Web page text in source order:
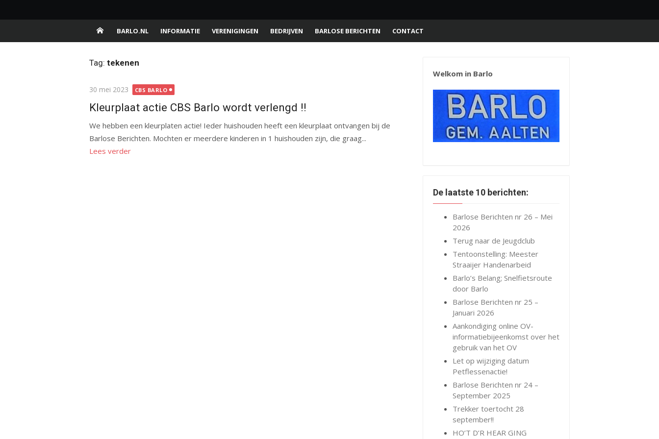
naar
inhoud
Barlo.nl
Buurtschap van de gemeente Aalten
BARLO.NL
INFORMATIE VERENIGINGEN BEDRIJVEN BARLOSE BERICHTEN CONTACT
Tag: tekenen
Gepubliceerd
30 mei 2023 CBS BARLO
Kleurplaat actie CBS Barlo wordt verlengd !!
We hebben een kleurplaten actie! Ieder huishouden heeft een kleurplaat ontvangen bij de
Barlose Berichten. Mochten er meerdere kinderen in 1 huishouden zijn, die graag...
Lees verder
Welkom in Barlo
De laatste 10 berichten:
Barlose Berichten nr 26 – Mei
2026
Terug naar de Jeugdclub
Tentoonstelling: Meester
Straaijer Handenarbeid
Barlo’s Belang; Snelfietsroute
door Barlo
Barlose Berichten nr 25 –
Januari 2026
Aankondiging online OV-
informatiebijeenkomst over het
gebruik van het OV
Let op wijziging datum
Petflessenactie!
Barlose Berichten nr 24 –
September 2025
Trekker toertocht 28
september!!
HO’T D’R HEAR GING